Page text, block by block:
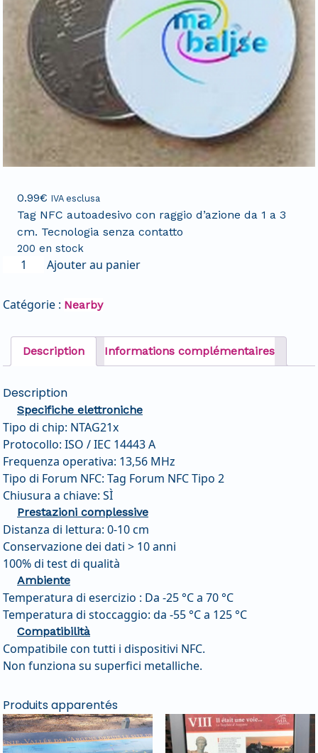
0.99€ IVA esclusa
Tag NFC autoadesivo con raggio d’azione da 1 a 3
cm. Tecnologia senza contatto
200 en stock
Ajouter au panier
Catégorie : Nearby
Description Informations complémentaires
Description
Specifiche elettroniche
Tipo di chip: NTAG21x
Protocollo: ISO / IEC 14443 A
Frequenza operativa: 13,56 MHz
Tipo di Forum NFC: Tag Forum NFC Tipo 2
Chiusura a chiave: SÌ
Prestazioni complessive
Distanza di lettura: 0-10 cm
Conservazione dei dati > 10 anni
100% di test di qualità
Ambiente
Temperatura di esercizio : Da -25 °C a 70 °C
Temperatura di stoccaggio: da -55 °C a 125 °C
Compatibilità
Compatibile con tutti i dispositivi NFC.
Non funziona su superfici metalliche.
Produits apparentés